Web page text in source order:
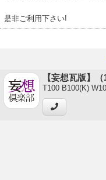
是非ご利用下さい!
【妄想瓦版】（
T100 B100(K)